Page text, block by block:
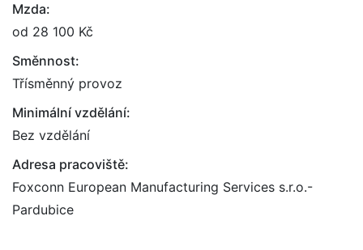
Mzda:
od 28 100 Kč
Směnnost:
Třísměnný provoz
Minimální vzdělání:
Bez vzdělání
Adresa pracoviště:
Foxconn European Manufacturing Services s.r.o.-
Pardubice